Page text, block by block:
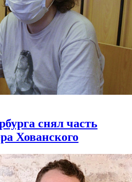
снял часть
Хованского